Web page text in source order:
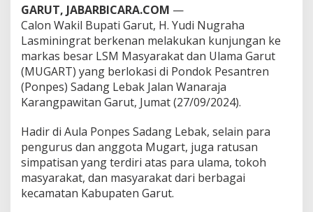
e
n
g
a
n
M
u
a
t
d
i
o
n
GARUT, JABARBICARA.COM —
Calon Wakil Bupati Garut, H. Yudi Nugraha
Lasminingrat berkenan melakukan kunjungan ke
markas besar LSM Masyarakat dan Ulama Garut
(MUGART) yang berlokasi di Pondok Pesantren
(Ponpes) Sadang Lebak Jalan Wanaraja
Karangpawitan Garut, Jumat (27/09/2024).
Hadir di Aula Ponpes Sadang Lebak, selain para
pengurus dan anggota Mugart, juga ratusan
simpatisan yang terdiri atas para ulama, tokoh
masyarakat, dan masyarakat dari berbagai
kecamatan Kabupaten Garut.